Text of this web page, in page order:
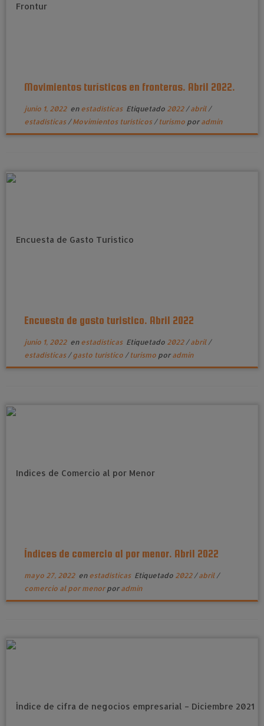
Movimientos turísticos en fronteras. Abril 2022.
junio 1, 2022en estadísticas Etiquetado 2022 /abril /
estadísticas /Movimientos turísticos / turismo por admin
Encuesta de gasto turistico. Abril 2022
junio 1, 2022en estadísticas Etiquetado 2022 /abril /
estadísticas /gasto turístico / turismo por admin
Índices de comercio al por menor. Abril 2022
mayo 27, 2022en estadísticas Etiquetado 2022 /abril /
comercio al por menor por admin